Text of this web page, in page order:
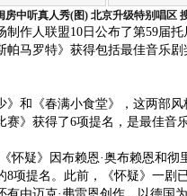
房中听真人秀(图) 北京升级特别唱区
人联盟10日公布了第59届托
帕马罗特》获得包括最佳音乐
和《春满小食堂》，这两部风
》获得了6项提名，是最佳音
疑》因布赖恩·奥布赖恩和彻
项提名。此前，《怀疑》一剧